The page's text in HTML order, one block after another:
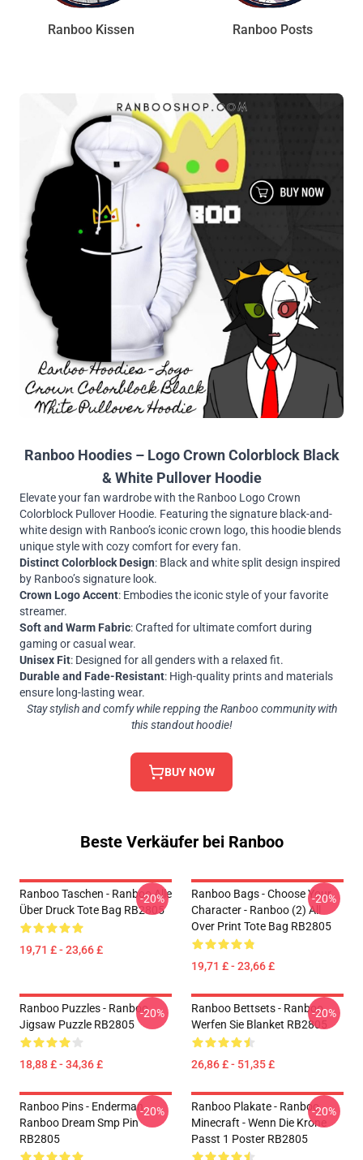
Ranboo Kissen Ranboo Posts
Ranboo Hoodies – Logo Crown Colorblock Black
& White Pullover Hoodie
Elevate your fan wardrobe with the Ranboo Logo Crown
Colorblock Pullover Hoodie. Featuring the signature black-and-
white design with Ranboo’s iconic crown logo, this hoodie blends
unique style with cozy comfort for every fan.
Distinct Colorblock Design: Black and white split design inspired
by Ranboo’s signature look.
Crown Logo Accent: Embodies the iconic style of your favorite
streamer.
Soft and Warm Fabric: Crafted for ultimate comfort during
gaming or casual wear.
Unisex Fit: Designed for all genders with a relaxed fit.
Durable and Fade-Resistant: High-quality prints and materials
ensure long-lasting wear.
Stay stylish and comfy while repping the Ranboo community with
this standout hoodie!
BUY NOW
Beste Verkäufer bei Ranboo
Ranboo Taschen - Ranboo Alle
Über Druck Tote Bag RB2805
19,71 £ - 23,66 £
-20%
Ranboo Bags - Choose Your
Character - Ranboo (2) All
Over Print Tote Bag RB2805
19,71 £ - 23,66 £
-20%
Ranboo Puzzles - Ranboo
Jigsaw Puzzle RB2805
18,88 £ - 34,36 £
-20%
Ranboo Bettsets - Ranboo
Werfen Sie Blanket RB2805
26,86 £ - 51,35 £
-20%
Ranboo Pins - Enderman
Ranboo Dream Smp Pin
RB2805
-20%
Ranboo Plakate - Ranboo
Minecraft - Wenn Die Krone
Passt 1 Poster RB2805
-20%